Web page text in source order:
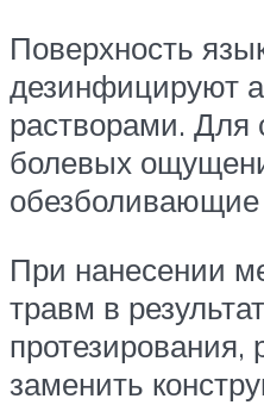
Поверхность
дезинфицируют
растворами. Для
болевых
обезболивающие
При нанесении
травм в
протезирования,
заменить